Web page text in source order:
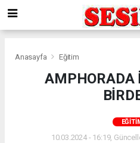
Anasayfa Eğitim
AMPHORADA
10.03.2024 - 16:19,